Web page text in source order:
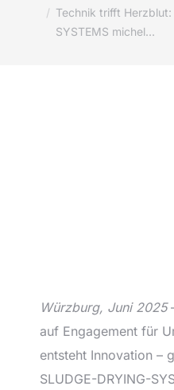
Technik trifft Herzblut:
SYSTEMS michel…
Würzburg, Juni 2025
auf Engagement für
entsteht Innovation –
SLUDGE-DRYING-